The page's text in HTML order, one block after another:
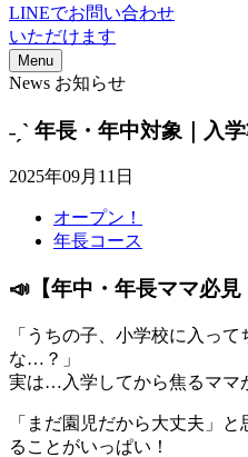
LINEでお問い合わせ
いただけます
Menu
News お知らせ
˗ˏˋ 年長・年中対象｜入
2025年09月11日
オープン！
年長コース
📣【年中・年長ママ必
「うちの子、小学校に入っ
な…？」
実は…入学してから焦るママ
「まだ園児だから大丈夫」
ることがいっぱい！